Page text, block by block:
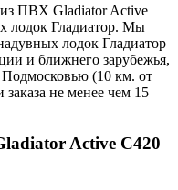
ПВХ Gladiator Active
лодок Гладиатор. Мы
лодок Гладиатор
и ближнего зарубежья,
(10 км. от
не менее чем 15
Active С420